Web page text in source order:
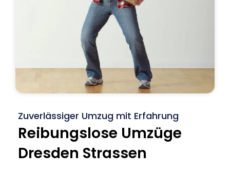
Zuverlässiger Umzug mit Erfahrung
Reibungslose Umzüge
Dresden Strassen